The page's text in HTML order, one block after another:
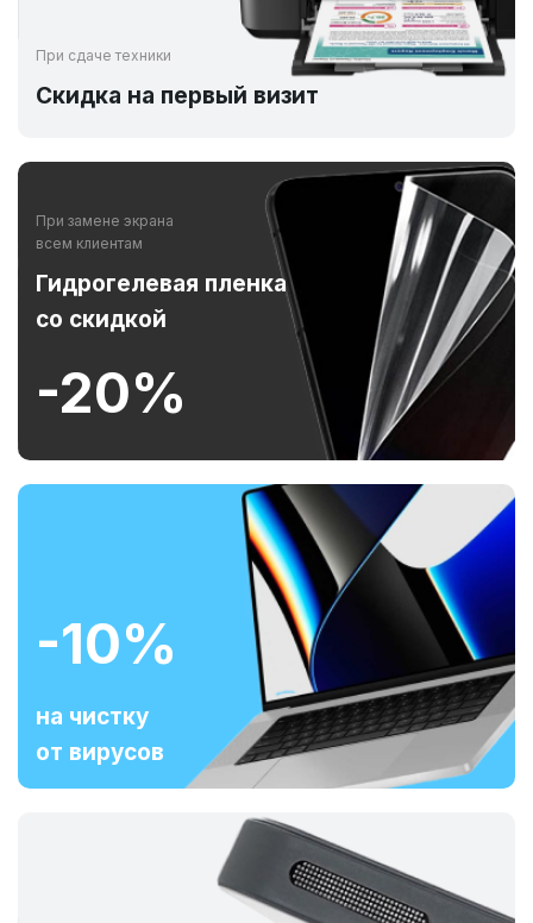
При сдаче техники
Скидка на первый визит
При замене экрана
всем клиентам
Гидрогелевая пленка
со скидкой
-20%
-10%
на чистку
от вирусов